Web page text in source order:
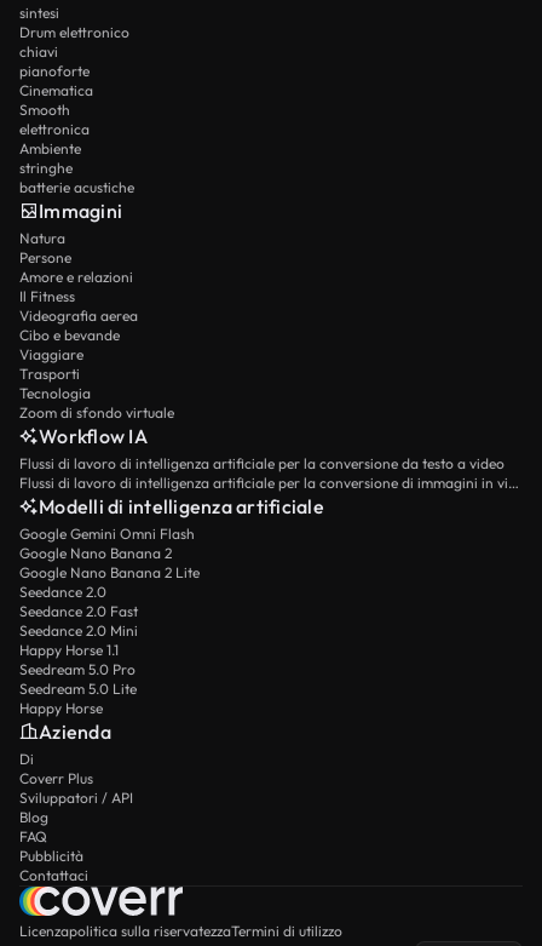
sintesi
Drum elettronico
chiavi
pianoforte
Cinematica
Smooth
elettronica
Ambiente
stringhe
batterie acustiche
Immagini
Natura
Persone
Amore e relazioni
Il Fitness
Videografia aerea
Cibo e bevande
Viaggiare
Trasporti
Tecnologia
Zoom di sfondo virtuale
Workflow IA
Flussi di lavoro di intelligenza artificiale per la conversione da testo a video
Flussi di lavoro di intelligenza artificiale per la conversione di immagini in video
Modelli di intelligenza artificiale
Google Gemini Omni Flash
Google Nano Banana 2
Google Nano Banana 2 Lite
Seedance 2.0
Seedance 2.0 Fast
Seedance 2.0 Mini
Happy Horse 1.1
Seedream 5.0 Pro
Seedream 5.0 Lite
Happy Horse
Azienda
Di
Coverr Plus
Sviluppatori / API
Blog
FAQ
Pubblicità
Contattaci
Licenzapolitica sulla riservatezzaTermini di utilizzo